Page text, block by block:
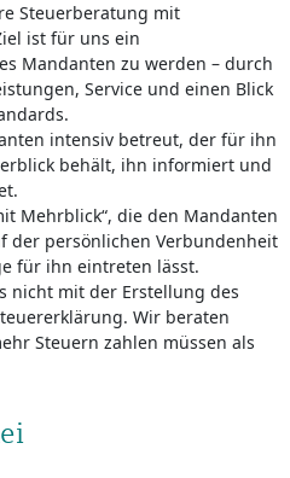
Steuerberatung mit
ist für uns ein
Mandanten zu werden – durch
Service und einen Blick
intensiv betreut, der für ihn
behält, ihn informiert und
Mehrblick“, die den Mandanten
der persönlichen Verbundenheit
für ihn eintreten lässt.
nicht mit der Erstellung des
Wir beraten
Steuern zahlen müssen als